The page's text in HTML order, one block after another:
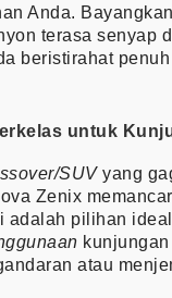
Anda.
terasa senyap
beristirahat
untuk
SUVyang
Zenix
adalah pilihan ideal
atau